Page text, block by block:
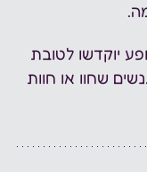
יוקדשו לטובת
שחוו או חוות